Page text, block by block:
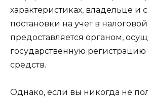
характеристиках, владельце и
постановки на учет в
предоставляется органом,
государственную регистрацию
средств.
Однако, если вы никогда не